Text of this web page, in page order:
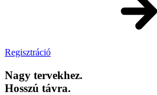
Regisztráció
Nagy tervekhez.
Hosszú távra.